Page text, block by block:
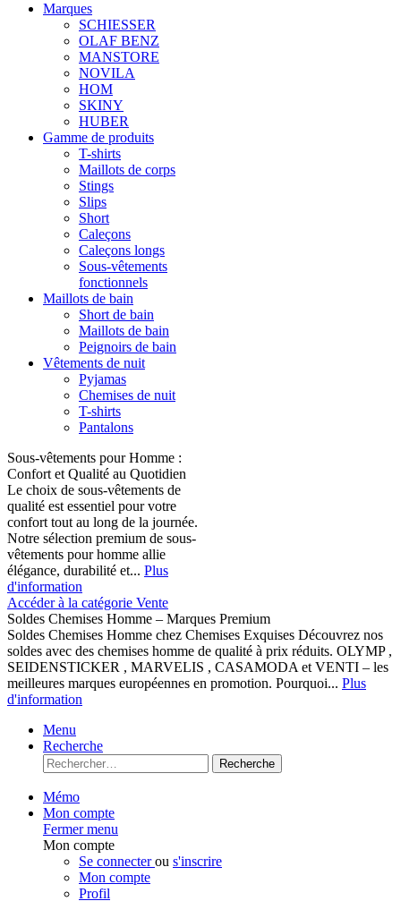
Marques
SCHIESSER
OLAF BENZ
MANSTORE
NOVILA
HOM
SKINY
HUBER
Gamme de produits
T-shirts
Maillots de corps
Stings
Slips
Short
Caleçons
Caleçons longs
Sous-vêtements
fonctionnels
Maillots de bain
Short de bain
Maillots de bain
Peignoirs de bain
Vêtements de nuit
Pyjamas
Chemises de nuit
T-shirts
Pantalons
Sous-vêtements pour Homme :
Confort et Qualité au Quotidien
Le choix de sous-vêtements de
qualité est essentiel pour votre
confort tout au long de la journée.
Notre sélection premium de sous-
vêtements pour homme allie
élégance, durabilité et... Plus
d'information
Accéder à la catégorie Vente
Soldes Chemises Homme – Marques Premium
Soldes Chemises Homme chez Chemises Exquises Découvrez nos
soldes avec des chemises homme de qualité à prix réduits. OLYMP ,
SEIDENSTICKER , MARVELIS , CASAMODA et VENTI – les
meilleures marques européennes en promotion. Pourquoi... Plus
d'information
Menu
Recherche
Recherche
Mémo
Mon compte
Fermer menu
Mon compte
Se connecterou s'inscrire
Mon compte
Profil